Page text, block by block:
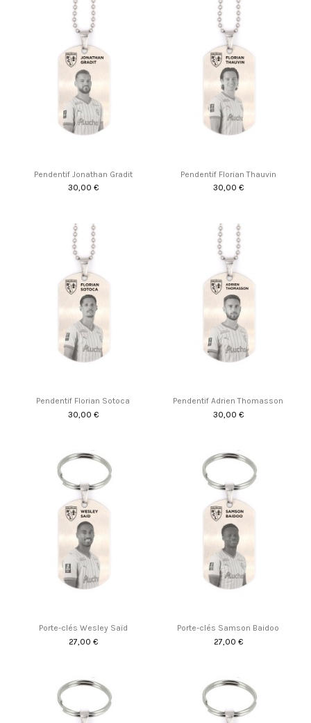
Pendentif Jonathan Gradit
30,00 €
Pendentif Florian Thauvin
30,00 €
Pendentif Florian Sotoca
30,00 €
Pendentif Adrien Thomasson
30,00 €
Porte-clés Wesley Saïd
27,00 €
Porte-clés Samson Baidoo
27,00 €